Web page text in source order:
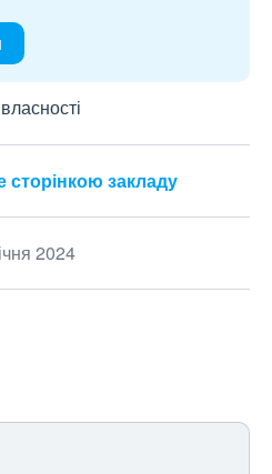
сторінкою закладу
2024